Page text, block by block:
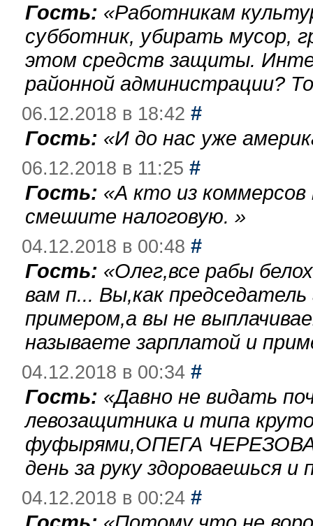
Гость: «Работникам
субботник, убирать мусор,
этом средств защиты.
районной администрации?
06.12.2018 в 18:42 #
Гость: «И до нас уже
06.12.2018 в 11:25 #
Гость: «А кто из
смешите налоговую. »
04.12.2018 в 00:48 #
Гость: «Олег,все рабы
вам п... Вы,как
примером,а вы не
называете зарплатой и
04.12.2018 в 00:34 #
Гость: «Давно не видать
левозащитника и типа
фуфырями,ОПЕГА
день за руку здороваешься
04.12.2018 в 00:24 #